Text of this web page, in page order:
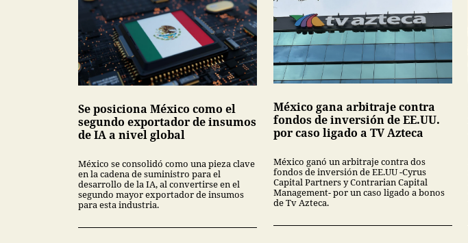
Se posiciona México como el
segundo exportador de insumos
de IA a nivel global
México se consolidó como una pieza clave
en la cadena de suministro para el
desarrollo de la IA, al convertirse en el
segundo mayor exportador de insumos
para esta industria.
México gana arbitraje contra
fondos de inversión de EE.UU.
por caso ligado a TV Azteca
México ganó un arbitraje contra dos
fondos de inversión de EE.UU -Cyrus
Capital Partners y Contrarian Capital
Management- por un caso ligado a bonos
de Tv Azteca.